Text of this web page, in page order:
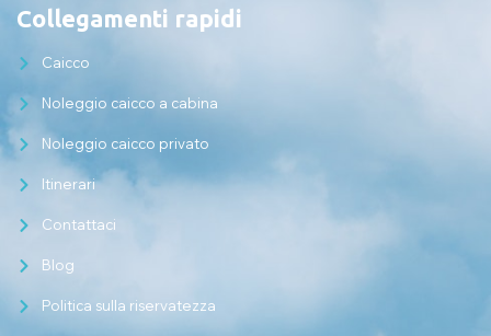
Collegamenti rapidi
Caicco
Noleggio caicco a cabina
Noleggio caicco privato
Itinerari
Contattaci
Blog
Politica sulla riservatezza